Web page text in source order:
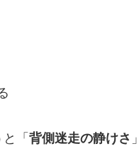
「 背側迷走の静けさ 」